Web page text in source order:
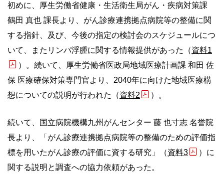
初めに、厚生労働省健康・生活衛生局がん・疾病対策課
鶴田 真也 課長より、がん診療連携拠点病院等の整備に関
する指針、及び、今後の指定の検討会のスケジュールにつ
いて、またリンパ浮腫に関する情報提供があった（資料1
）。続いて、厚生労働省医政局地域医療計画課 和田 佐
保 医療確保対策専門官より、2040年に向けた地域医療構
想についての説明が行われた（資料2 ）。
続いて、国立病院機構九州がんセンター 藤 也寸志 名誉院
長より、「がん診療連携拠点病院等の整備のための評価指
標を用いたがん診療の評価に資する研究」（資料3
）に
関する説明と調査への協力依頼があった。